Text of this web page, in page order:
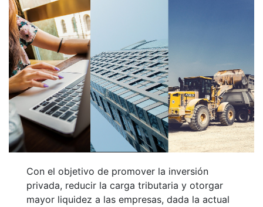
Con el objetivo de promover la inversión
privada, reducir la carga tributaria y otorgar
mayor liquidez a las empresas, dada la actual